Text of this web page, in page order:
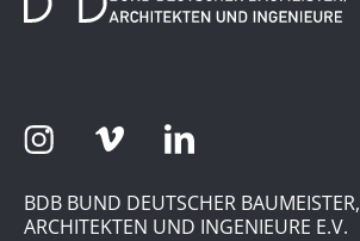
BDB BUND DEUTSCHER BAUMEISTER,
ARCHITEKTEN UND INGENIEURE E.V.